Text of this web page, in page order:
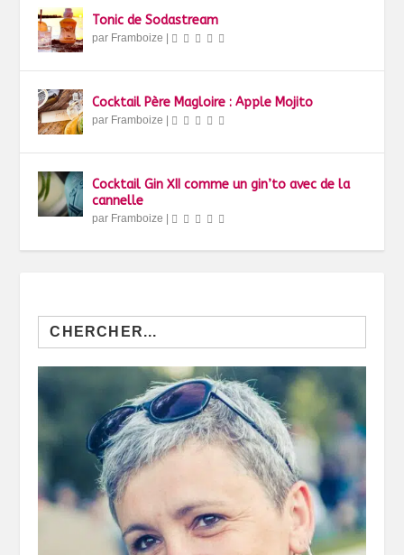
Tonic de Sodastream
par Framboize |
Cocktail Père Magloire : Apple Mojito
par Framboize |
Cocktail Gin XII comme un gin’to avec de la
cannelle
par Framboize |
Search
for: